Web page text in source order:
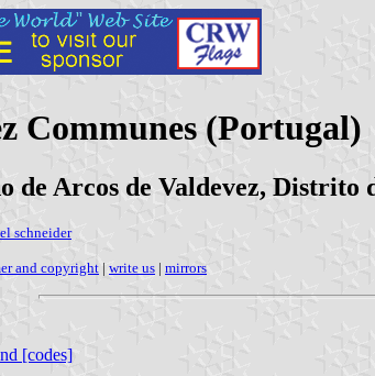
Communes (Portugal)
de Arcos de Valdevez, Distrito
schneider
and copyright | write us | mirrors
[codes]